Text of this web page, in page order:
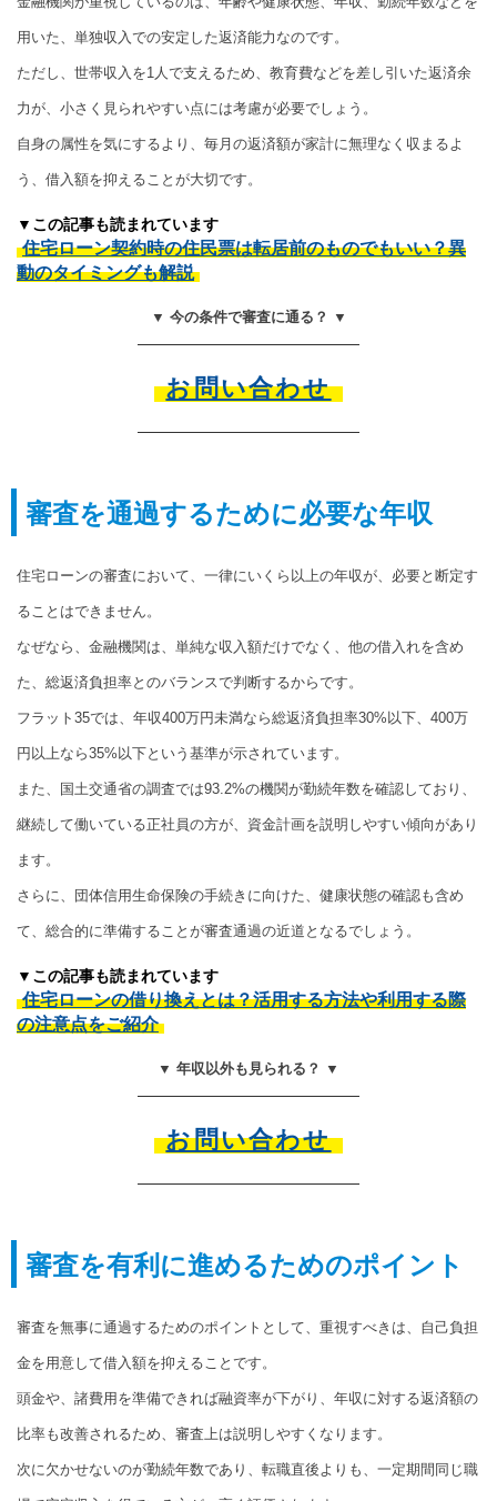
用いた、単独収入での安定した返済能力なのです。
ただし、世帯収入を1人で支えるため、教育費などを差し引いた返済余
力が、小さく見られやすい点には考慮が必要でしょう。
自身の属性を気にするより、毎月の返済額が家計に無理なく収まるよ
う、借入額を抑えることが大切です。
▼この記事も読まれています
住宅ローン契約時の住民票は転居前のものでもいい？異
動のタイミングも解説
▼ 今の条件で審査に通る？ ▼
お問い合わせ
審査を通過するために必要な年収
住宅ローンの審査において、一律にいくら以上の年収が、必要と断定す
ることはできません。
なぜなら、金融機関は、単純な収入額だけでなく、他の借入れを含め
た、総返済負担率とのバランスで判断するからです。
フラット35では、年収400万円未満なら総返済負担率30%以下、400万
円以上なら35%以下という基準が示されています。
また、国土交通省の調査では93.2%の機関が勤続年数を確認しており、
継続して働いている正社員の方が、資金計画を説明しやすい傾向があり
ます。
さらに、団体信用生命保険の手続きに向けた、健康状態の確認も含め
て、総合的に準備することが審査通過の近道となるでしょう。
▼この記事も読まれています
住宅ローンの借り換えとは？活用する方法や利用する際
の注意点をご紹介
▼ 年収以外も見られる？ ▼
お問い合わせ
審査を有利に進めるためのポイント
審査を無事に通過するためのポイントとして、重視すべきは、自己負担
金を用意して借入額を抑えることです。
頭金や、諸費用を準備できれば融資率が下がり、年収に対する返済額の
比率も改善されるため、審査上は説明しやすくなります。
次に欠かせないのが勤続年数であり、転職直後よりも、一定期間同じ職